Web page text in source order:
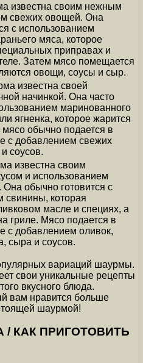
известна своим нежным
свежих овощей. Она
с использованием
мяса, которое
приправах и
Затем мясо помещается
овощи, соусы и сыр.
известна своей
начинкой. Она часто
маринованного
ягненка, которое жарится
мясо обычно подается в
с добавлением свежих
соусов.
известна своим
и использованием
обычно готовится с
свинины, которая
масле и специях, а
гриле. Мясо подается в
с добавлением оливок,
сыра и соусов.
вариаций шаурмы.
свои уникальные рецепты
вкусного блюда.
вам нравится больше
шаурмой!
КАК ПРИГОТОВИТЬ